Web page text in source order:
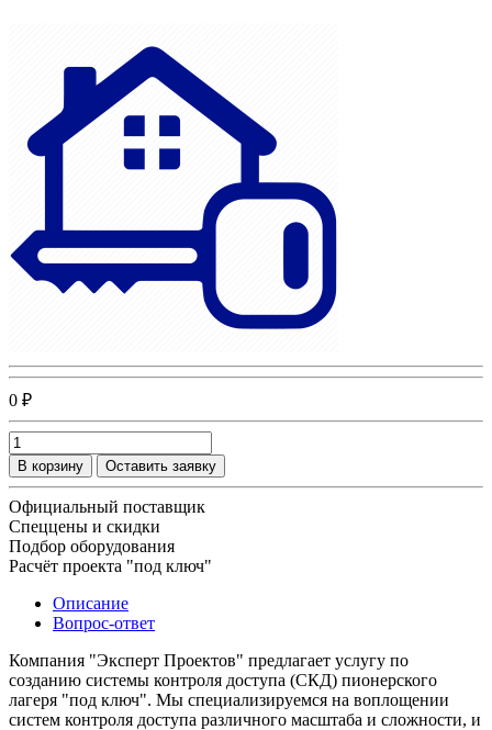
0 ₽
В корзину Оставить заявку
Официальный поставщик
Спеццены и скидки
Подбор оборудования
Расчёт проекта "под ключ"
Описание
Вопрос-ответ
Компания "Эксперт Проектов" предлагает услугу по
созданию системы контроля доступа (СКД) пионерского
лагеря "под ключ". Мы специализируемся на воплощении
систем контроля доступа различного масштаба и сложности, и